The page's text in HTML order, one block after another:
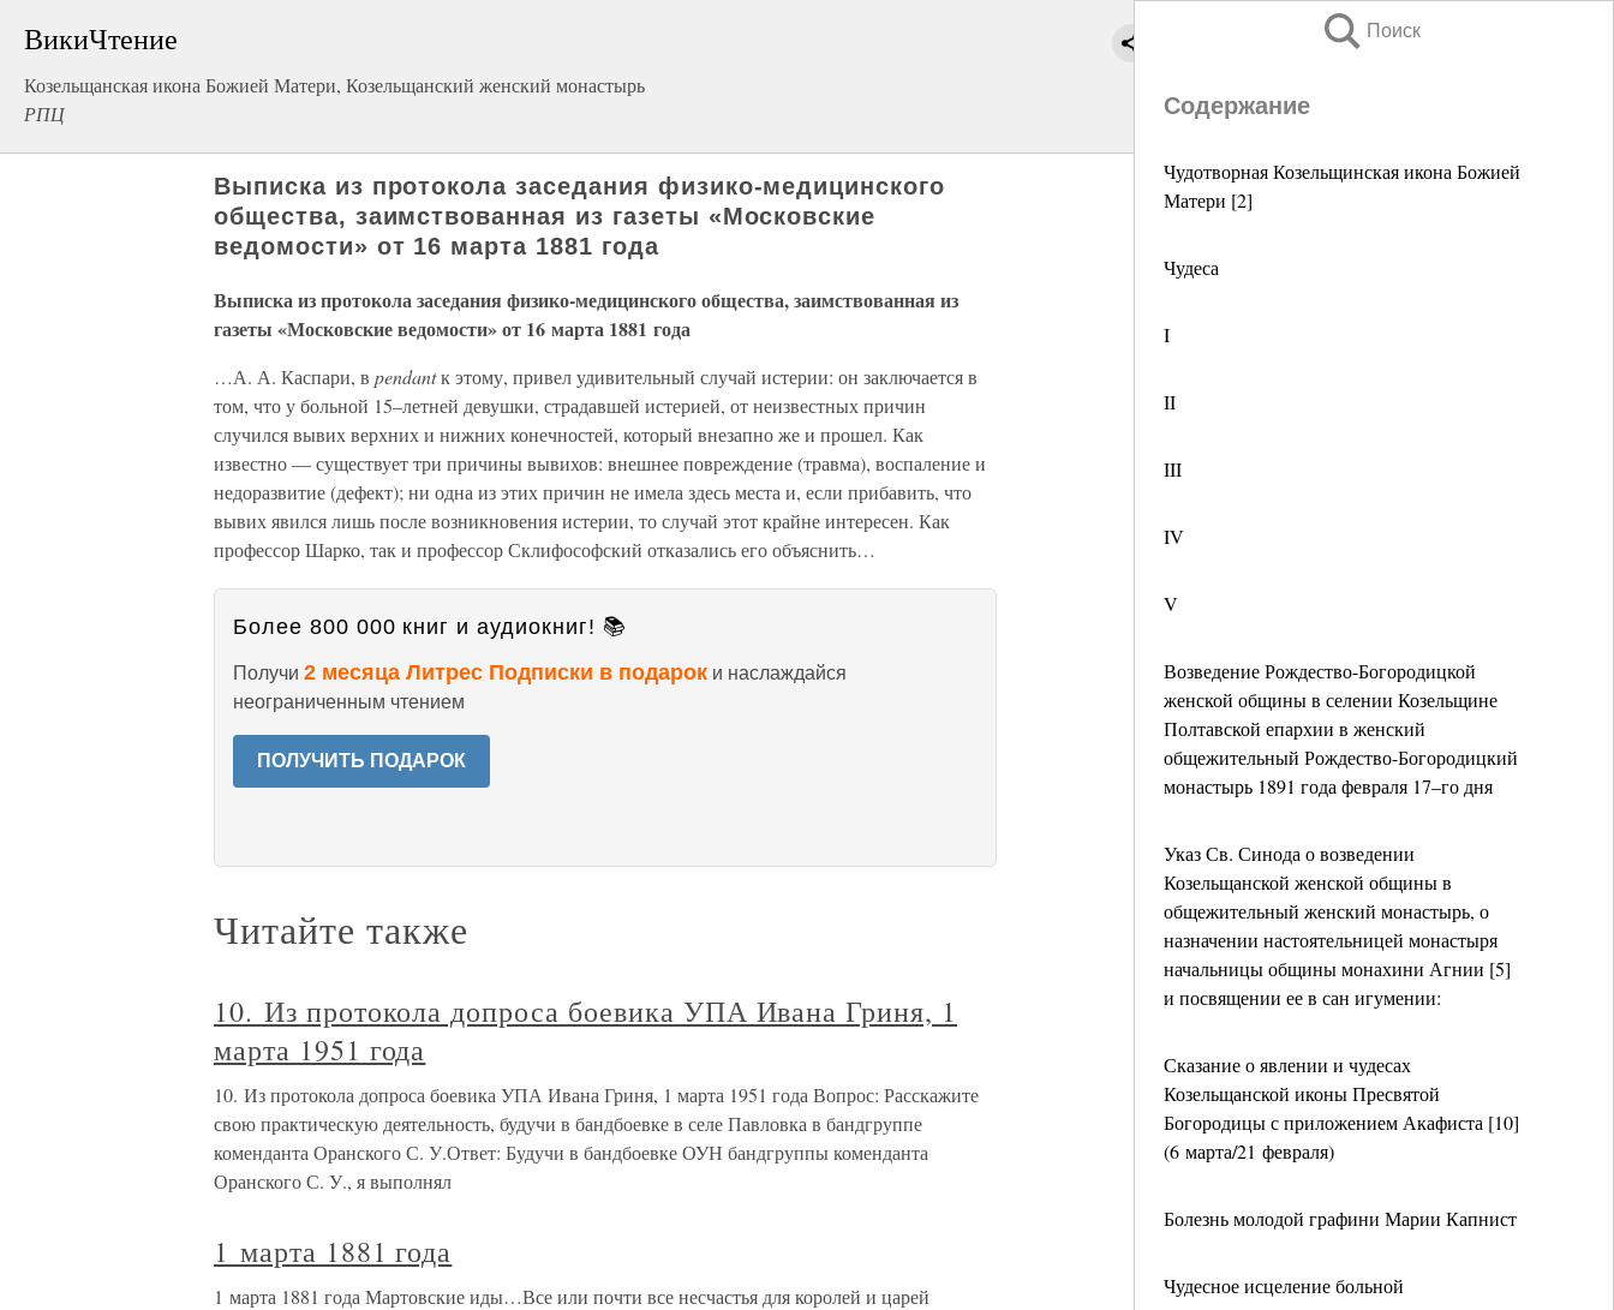
ВикиЧтение
Козельщанская икона Божией Матери, Козельщанский женский монастырь
РПЦ
Поиск
Содержание
Чудотворная Козельщинская икона Божией
Матери [2]
Чудеса
I
II
III
IV
V
Возведение Рождество-Богородицкой
женской общины в селении Козельщине
Полтавской епархии в женский
общежительный Рождество-Богородицкий
монастырь 1891 года февраля 17–го дня
Указ Св. Синода о возведении
Козельщанской женской общины в
общежительный женский монастырь, о
назначении настоятельницей монастыря
начальницы общины монахини Агнии [5]
и посвящении ее в сан игумении:
Сказание о явлении и чудесах
Козельщанской иконы Пресвятой
Богородицы с приложением Акафиста [10]
(6 марта/21 февраля)
Болезнь молодой графини Марии Капнист
Чудесное исцеление больной
Выписка из протокола заседания физико-медицинского
общества, заимствованная из газеты «Московские
ведомости» от 16 марта 1881 года
Выписка из протокола заседания физико-медицинского общества, заимствованная из
газеты «Московские ведомости» от 16 марта 1881 года
…А. А. Каспари, в pendantк этому, привел удивительный случай истерии: он заключается в
том, что у больной 15–летней девушки, страдавшей истерией, от неизвестных причин
случился вывих верхних и нижних конечностей, который внезапно же и прошел. Как
известно — существует три причины вывихов: внешнее повреждение (травма), воспаление и
недоразвитие (дефект); ни одна из этих причин не имела здесь места и, если прибавить, что
вывих явился лишь после возникновения истерии, то случай этот крайне интересен. Как
профессор Шарко, так и профессор Склифософский отказались его объяснить…
Более 800 000 книг и аудиокниг! 📚
Получи 2 месяца Литрес Подписки в подарок и наслаждайся
неограниченным чтением
ПОЛУЧИТЬ ПОДАРОК
Читайте также
10. Из протокола допроса боевика УПА Ивана Гриня, 1
марта 1951 года
10. Из протокола допроса боевика УПА Ивана Гриня, 1 марта 1951 года Вопрос: Расскажите
свою практическую деятельность, будучи в бандбоевке в селе Павловка в бандгруппе
коменданта Оранского С. У.Ответ: Будучи в бандбоевке ОУН бандгруппы коменданта
Оранского С. У., я выполнял
1 марта 1881 года
1 марта 1881 года Мартовские иды…Все или почти все несчастья для королей и царей